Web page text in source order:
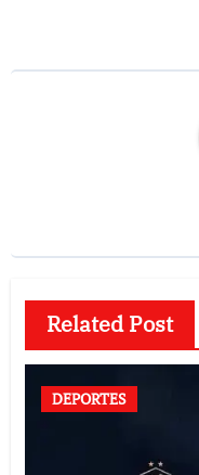
Related Post
DEPORTES